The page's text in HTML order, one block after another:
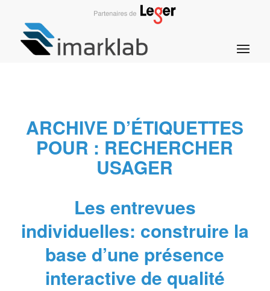
ARCHIVE D’ÉTIQUETTES
POUR : RECHERCHER
USAGER
Les entrevues
individuelles: construire la
base d’une présence
interactive de qualité